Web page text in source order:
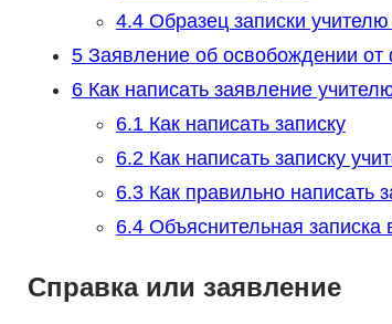
4.4Образец записки
5Заявление об освобождении от
6Как написать заявление
6.1Как написать записку
6.2Как написать записку
6.3Как правильно написать
6.4Объяснительная
Справка или заявление